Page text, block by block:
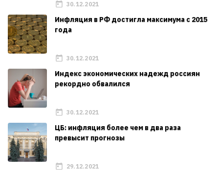
30.12.2021
Инфляция в РФ достигла максимума с 2015
года
30.12.2021
Индекс экономических надежд россиян
рекордно обвалился
30.12.2021
ЦБ: инфляция более чем в два раза
превысит прогнозы
29.12.2021